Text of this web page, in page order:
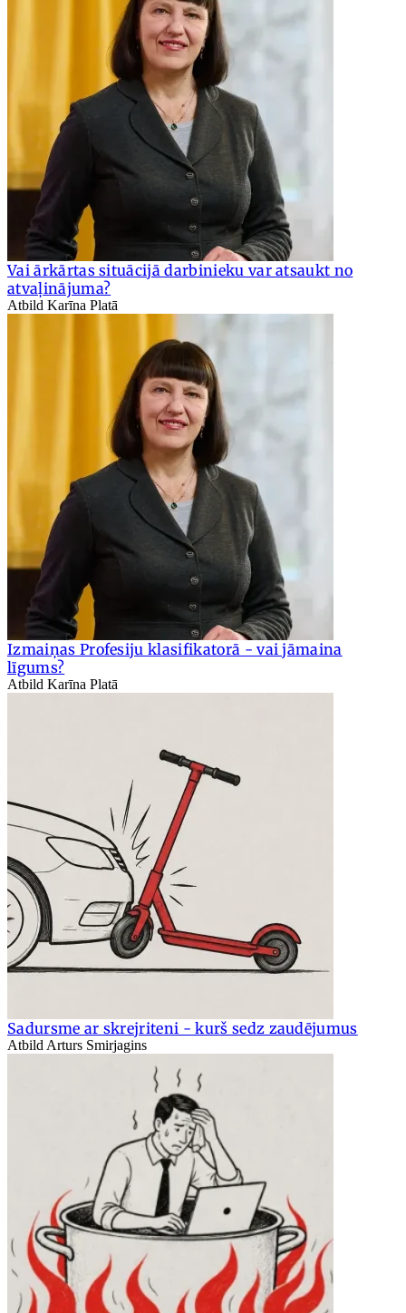
Vai ārkārtas situācijā darbinieku var atsaukt no
atvaļinājuma?
Atbild Karīna Platā
Izmaiņas Profesiju klasifikatorā - vai jāmaina
līgums?
Atbild Karīna Platā
Sadursme ar skrejriteni - kurš sedz zaudējumus
Atbild Arturs Smirjagins